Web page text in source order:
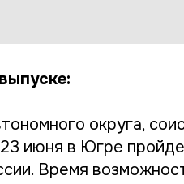
округа,
июня в Югре
Время